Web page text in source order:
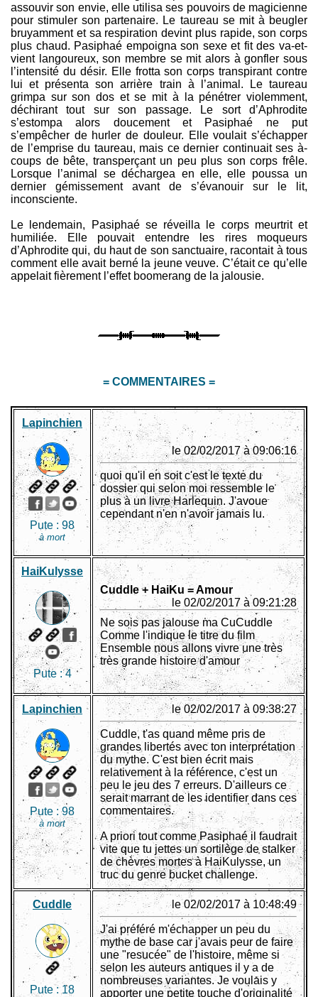
assouvir son envie, elle utilisa ses pouvoirs de magicienne
pour stimuler son partenaire. Le taureau se mit à beugler
bruyamment et sa respiration devint plus rapide, son corps
plus chaud. Pasiphaé empoigna son sexe et fit des va-et-
vient langoureux, son membre se mit alors à gonfler sous
l’intensité du désir. Elle frotta son corps transpirant contre
lui et présenta son arrière train à l’animal. Le taureau
grimpa sur son dos et se mit à la pénétrer violemment,
déchirant tout sur son passage. Le sort d’Aphrodite
s’estompa alors doucement et Pasiphaé ne put
s’empêcher de hurler de douleur. Elle voulait s’échapper
de l’emprise du taureau, mais ce dernier continuait ses à-
coups de bête, transperçant un peu plus son corps frêle.
Lorsque l’animal se déchargea en elle, elle poussa un
dernier gémissement avant de s’évanouir sur le lit,
inconsciente.
Le lendemain, Pasiphaé se réveilla le corps meurtrit et
humiliée. Elle pouvait entendre les rires moqueurs
d’Aphrodite qui, du haut de son sanctuaire, racontait à tous
comment elle avait berné la jeune veuve. C’était ce qu’elle
appelait fièrement l’effet boomerang de la jalousie.
= COMMENTAIRES =
Lapinchien
Pute : 98
à mort
le 02/02/2017 à 09:06:16
quoi qu'il en soit c'est le texte du
dossier qui selon moi ressemble le
plus à un livre Harlequin. J'avoue
cependant n'en n'avoir jamais lu.
HaiKulysse
Pute :4
Cuddle + HaiKu = Amour
le 02/02/2017 à 09:21:28
Ne sois pas jalouse ma CuCuddle
Comme l'indique le titre du film
Ensemble nous allons vivre une très
très grande histoire d'amour
Lapinchien
Pute :98
à mort
le 02/02/2017 à 09:38:27
Cuddle, t'as quand même pris de
grandes libertés avec ton interprétation
du mythe. C'est bien écrit mais
relativement à la référence, c'est un
peu le jeu des 7 erreurs. D'ailleurs ce
serait marrant de les identifier dans ces
commentaires.
A priori tout comme Pasiphaé il faudrait
vite que tu jettes un sortilège de stalker
de chèvres mortes à HaiKulysse, un
truc du genre bucket challenge.
Cuddle
Pute : 18
le 02/02/2017 à 10:48:49
J'ai préféré m'échapper un peu du
mythe de base car j'avais peur de faire
une "resucée" de l'histoire, même si
selon les auteurs antiques il y a de
nombreuses variantes. Je voulais y
apporter une petite touche d'originalité